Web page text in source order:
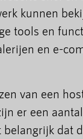
kunnen
tools en
en e-
van een
er een
belangrijk dat